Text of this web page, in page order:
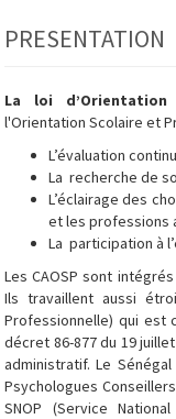
PRESENTATION
La loi
l'Orientation Scolaire et
L’évaluation
La recherche de
L’éclairage des
et les professions
La participation à
Les CAOSP sont
Ils travaillent aussi
Professionnelle) qui est
décret 86-877 du 19
administratif. Le
Psychologues
SNOP (Service